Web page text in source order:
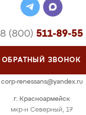
г. Красноармейск
мкр-н Северный, 17
8 (800) 511-89-55
ОБРАТНЫЙ ЗВОНОК
corp-renessans@yandex.ru